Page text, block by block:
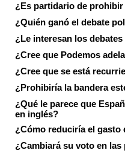
¿Es partidario de
¿Quién ganó el debate
¿Le interesan los
¿Cree que Podemos
¿Cree que se está
¿Prohibiría la bandera
¿Qué le parece que
en inglés?
¿Cómo reduciría el gasto
¿Cambiará su voto en